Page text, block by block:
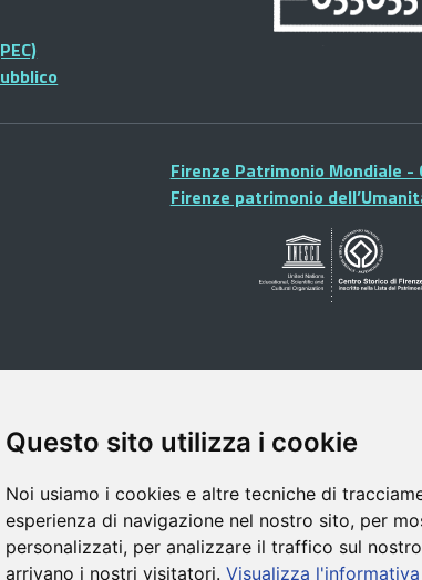
Questo sito utilizza i cookie
Noi usiamo i cookies e altre tecniche di
esperienza di navigazione nel nostro sito, per
personalizzati, per analizzare il traffico sul
arrivano i nostri visitatori. Visualizza
Firenze Patrimonio Mondiale
Firenze patrimonio